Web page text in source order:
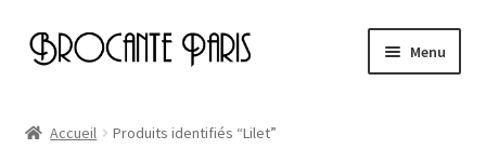
Aller
navigation
Aller
au
Menu
Accueil Produits identifiés “Lilet”